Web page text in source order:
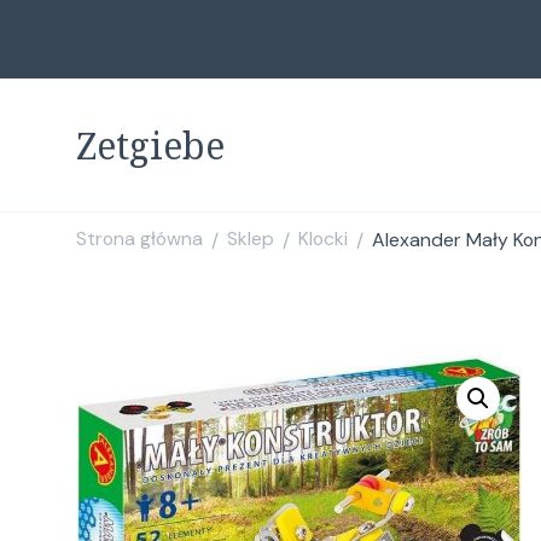
Zetgiebe
Strona główna / Sklep / Klocki / Alexander Mały